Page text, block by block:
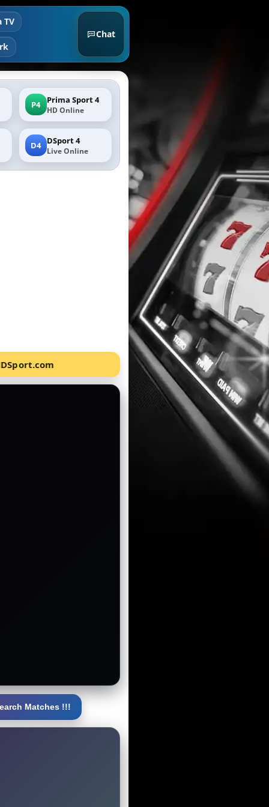
TV
Chat
P4 Prima Sport 4
HD Online
D4 DSport 4
Live Online
Matches !!!